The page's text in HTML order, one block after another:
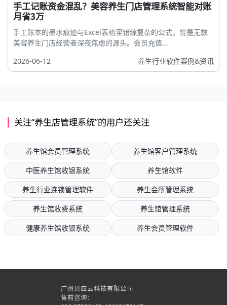
手工记账资金混乱？美容养生门店管理系统智能对账
月省3万
手工账本的墨水痕迹与Excel表格里错综复杂的公式，曾是无数
美容养生门店经营者深夜焦虑的源头。会员充值...
2026-06-12
养生行业软件案例&资讯
关注“养生店管理系统”的用户还关注
养生馆会员管理系统
养生馆客户管理系统
中医养生馆收银系统
养生馆软件
养生行业连锁管理软件
养生会所管理系统
养生馆收费系统
养生馆管理系统
健康养生馆收银系统
养生会员管理软件
广州贝应云科技有限公司
售前咨询：